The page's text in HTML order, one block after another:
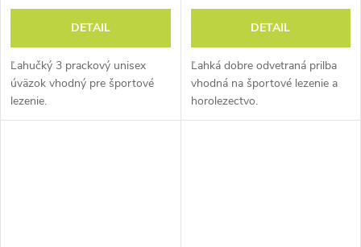
DETAIL
Ľahučký 3 prackový unisex
úväzok vhodný pre športové
lezenie.
DETAIL
Ľahká dobre odvetraná prilba
vhodná na športové lezenie a
horolezectvo.